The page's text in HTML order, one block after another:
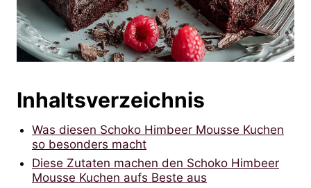
Inhaltsverzeichnis
Was diesen Schoko Himbeer Mousse Kuchen
so besonders macht
Diese Zutaten machen den Schoko Himbeer
Mousse Kuchen aufs Beste aus